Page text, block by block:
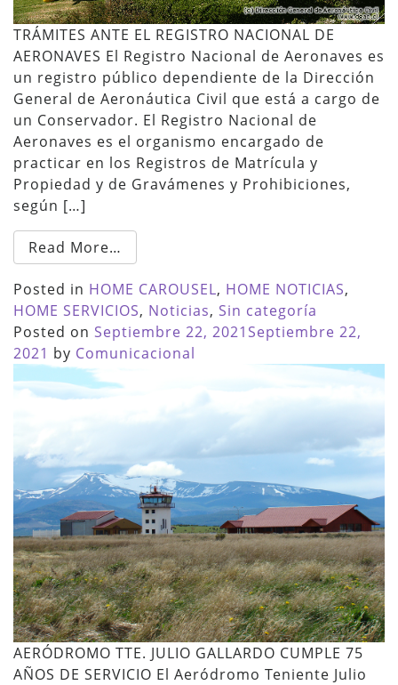
TRÁMITES ANTE EL REGISTRO NACIONAL DE
AERONAVES El Registro Nacional de Aeronaves es
un registro público dependiente de la Dirección
General de Aeronáutica Civil que está a cargo de
un Conservador. El Registro Nacional de
Aeronaves es el organismo encargado de
practicar en los Registros de Matrícula y
Propiedad y de Gravámenes y Prohibiciones,
según […]
Read More…
Posted in HOME CAROUSEL, HOME NOTICIAS,
HOME SERVICIOS, Noticias, Sin categoría
Posted on Septiembre 22, 2021 Septiembre 22,
2021 by Comunicacional
AERÓDROMO TTE. JULIO GALLARDO CUMPLE 75
AÑOS DE SERVICIO El Aeródromo Teniente Julio